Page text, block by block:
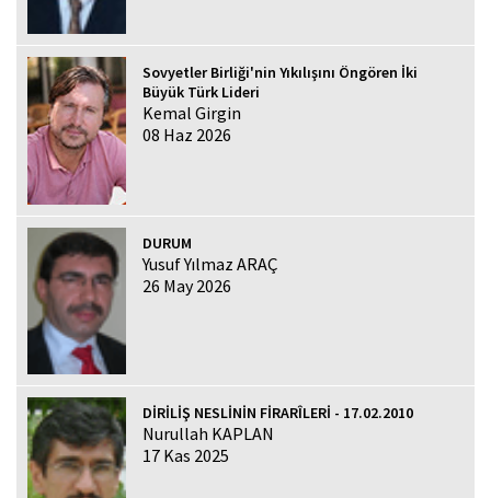
Sovyetler Birliği'nin Yıkılışını Öngören İki
Büyük Türk Lideri
Kemal Girgin
08 Haz 2026
DURUM
Yusuf Yılmaz ARAÇ
26 May 2026
DİRİLİŞ NESLİNİN FİRARÎLERİ - 17.02.2010
Nurullah KAPLAN
17 Kas 2025